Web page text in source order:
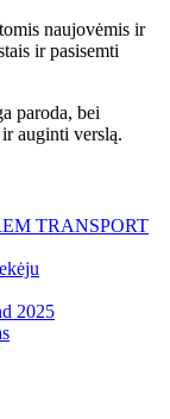
naujovėmis ir
ir pasisemti
paroda, bei
auginti verslą.
TRANSPORT
2025